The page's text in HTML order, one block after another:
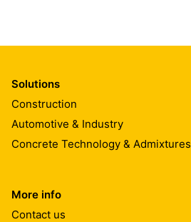
Solutions
Construction
Automotive & Industry
Concrete Technology & Admixtures
More info
Contact us